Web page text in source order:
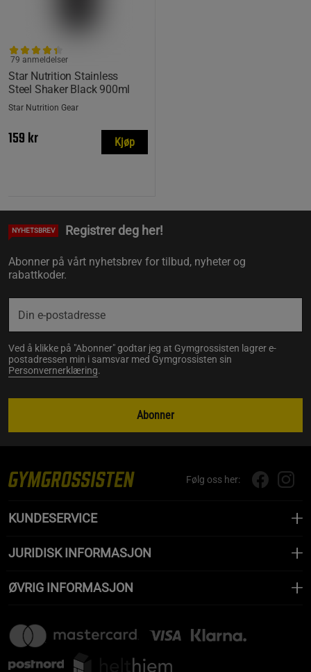
Star Nutrition Stainless
Steel Shaker Black 900ml
79 anmeldelser
Star Nutrition Gear
159 kr Kjøp
NYHETSBREV Registrer deg her!
Abonner på vårt nyhetsbrev for tilbud, nyheter og
rabattkoder.
Ved å klikke på "Abonner" godtar jeg at Gymgrossisten lagrer e-
postadressen min i samsvar med Gymgrossisten sin
Personvernerklæring.
Abonner
Følg oss her:
KUNDESERVICE
JURIDISK INFORMASJON
ØVRIG INFORMASJON